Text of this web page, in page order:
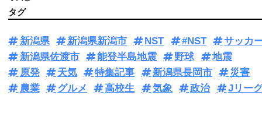
タグ
新潟県 新潟県新潟市 NST #NST
サッカ
新潟県佐渡市
能登半島地震 野球
地震
原発
天気 特集記事 新潟県長岡市
災害
農業
グルメ 高校生 気象 政治 Jリー